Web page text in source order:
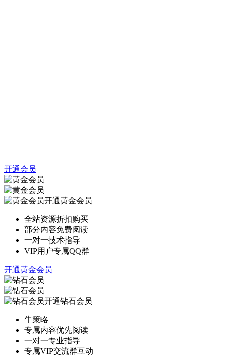
开通会员
开通黄金会员
全站资源折扣购买
部分内容免费阅读
一对一技术指导
VIP用户专属QQ群
开通黄金会员
开通钻石会员
牛策略
专属内容优先阅读
一对一专业指导
专属VIP交流群互动